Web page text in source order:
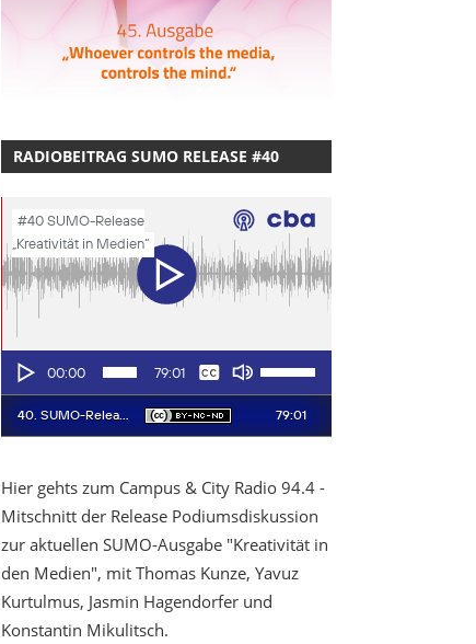
RADIOBEITRAG SUMO RELEASE #40
Hier gehts zum Campus & City Radio 94.4 -
Mitschnitt der Release Podiumsdiskussion
zur aktuellen SUMO-Ausgabe "Kreativität in
den Medien", mit Thomas Kunze, Yavuz
Kurtulmus, Jasmin Hagendorfer und
Konstantin Mikulitsch.